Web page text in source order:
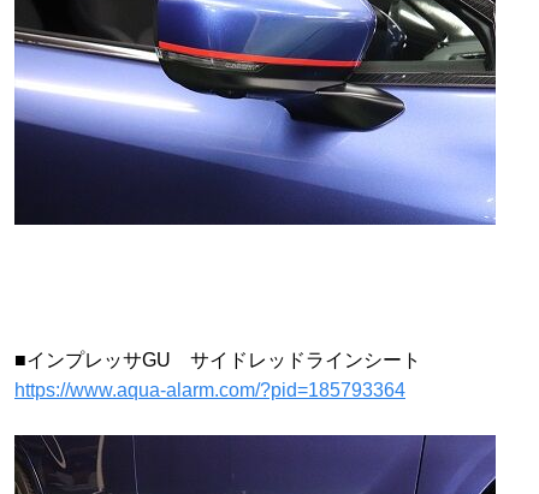
■インプレッサGU サイドレッドラインシート
https://www.aqua-alarm.com/?pid=185793364